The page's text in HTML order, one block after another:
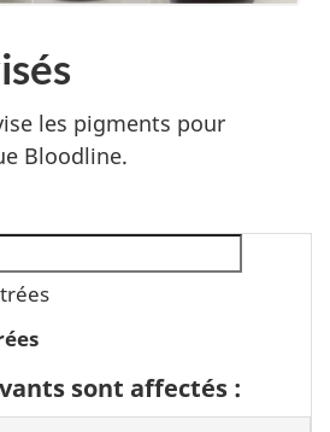
les pigments pour
Bloodline.
sont affectés :